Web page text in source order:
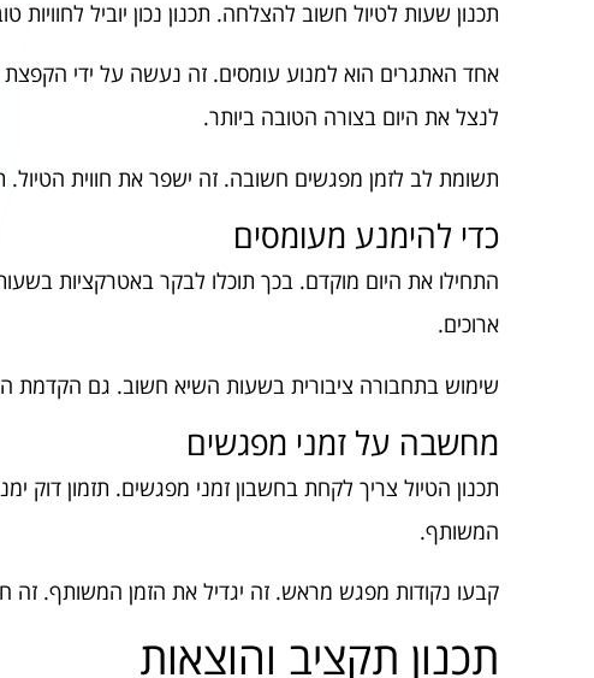
תכנון שעות לטיול חשוב להצלחה. תכנון נכון יוביל לחוויות
אחד האתגרים הוא למנוע עומסים. זה נעשה על ידי
לנצל את היום בצורה הטובה ביותר.
תשומת לב לזמן מפגשים חשובה. זה ישפר את חווית הטיול.
כדי להימנע מעומסים
התחילו את היום מוקדם. בכך תוכלו לבקר באטרקציות
ארוכים.
שימוש בתחבורה ציבורית בשעות השיא חשוב. גם הקדמת
מחשבה על זמני מפגשים
תכנון הטיול צריך לקחת בחשבון זמני מפגשים. תזמון דוק
המשותף.
קבעו נקודות מפגש מראש. זה יגדיל את הזמן המשותף. זה
תכנון תקציב והוצאות